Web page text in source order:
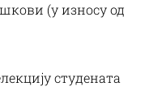
(у износу од
студената